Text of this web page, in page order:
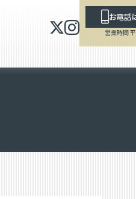
お電話
営業時間